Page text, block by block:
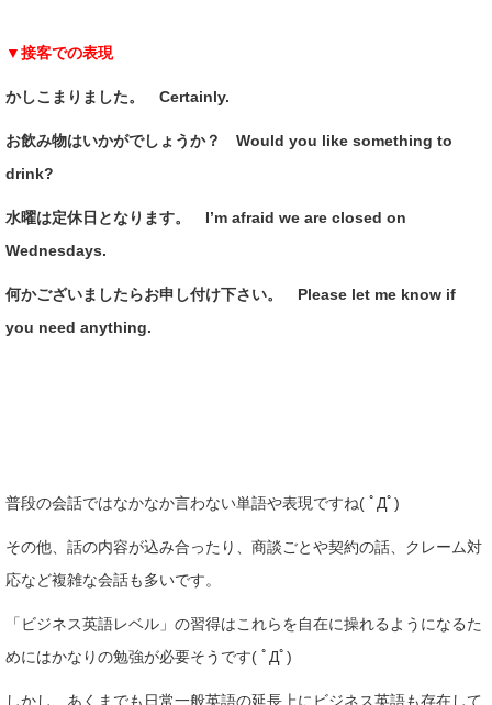
▼接客での表現
かしこまりました。 Certainly.
お飲み物はいかがでしょうか？ Would you like something to
drink?
水曜は定休日となります。 I’m afraid we are closed on
Wednesdays.
何かございましたらお申し付け下さい。 Please let me know if
you need anything.
普段の会話ではなかなか言わない単語や表現ですね( ﾟДﾟ)
その他、話の内容が込み合ったり、商談ごとや契約の話、クレーム対
応など複雑な会話も多いです。
「ビジネス英語レベル」の習得はこれらを自在に操れるようになるた
めにはかなりの勉強が必要そうです( ﾟДﾟ)
しかし、あくまでも日常一般英語の延長上にビジネス英語も存在して